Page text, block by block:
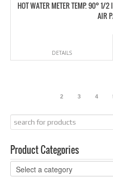
HOT WATER METER TEMP. 90° 1/2
AIR
DETAILS
2 3 4
Product Categories